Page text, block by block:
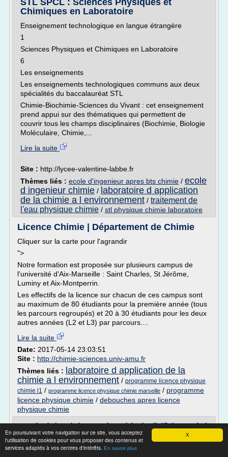
X
En poursuivant votre navigation sur ce site, vous acceptez
l'utilisation de cookies pour vous proposer des contenus et
services adaptés à vos centres d'intérêts. En savoir plus
STL SPCL : Sciences Physiques et
Chimiques en Laboratoire
Enseignement technologique en langue étrangère
1
Sciences Physiques et Chimiques en Laboratoire
6
Les enseignements
Les enseignements technologiques communs aux deux
spécialités du baccalauréat STL
Chimie-Biochimie-Sciences du Vivant : cet enseignement
prend appui sur des thématiques qui permettent de
couvrir tous les champs disciplinaires (Biochimie, Biologie
Moléculaire, Chimie,...
Lire la suite
Site : http://lycee-valentine-labbe.fr
Thèmes liés : ecole d'ingenieur apres bts chimie / ecole
d ingenieur chimie / laboratoire d application
de la chimie a l environnement / traitement de
l'eau physique chimie / stl physique chimie laboratoire
Licence Chimie | Département de Chimie
Cliquer sur la carte pour l'agrandir
">
Notre formation est proposée sur plusieurs campus de
l'université d'Aix-Marseille : Saint Charles, St Jérôme,
Luminy et Aix-Montperrin.
Les effectifs de la licence sur chacun de ces campus sont
au maximum de 80 étudiants pour la première année (tous
les parcours regroupés) et 20 à 30 étudiants pour les deux
autres années (L2 et L3) par parcours....
Lire la suite
Date: 2017-05-14 23:03:51
Site : http://chimie-sciences.univ-amu.fr
Thèmes liés : laboratoire d application de la
chimie a l environnement / programme licence physique
chimie l1 / programme licence physique chimie marseille / programme
licence physique chimie / debouches apres licence
physique chimie
Technicien laboratoire chimie (h/f) | Emploi
Dagneux (01 ...
Manpower MONTLUEL INDUSTRIE BTP recherche pour